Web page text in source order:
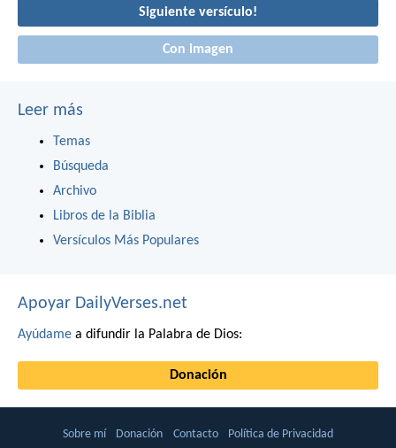
Siguiente versículo!
Con imagen
Leer más
Temas
Búsqueda
Archivo
Libros de la Biblia
Versículos Más Populares
Apoyar DailyVerses.net
Ayúdame a difundir la Palabra de Dios:
Donación
Sobre mí Donación Contacto Política de Privacidad